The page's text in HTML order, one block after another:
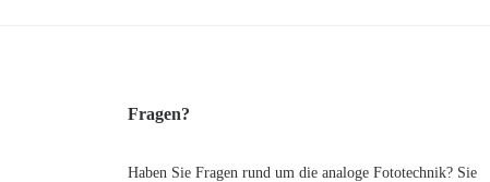
Fragen?
Haben Sie Fragen rund um die analoge Fototechnik? Sie